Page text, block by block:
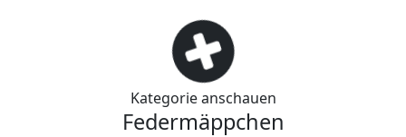
Kategorie anschauen
Federmäppchen